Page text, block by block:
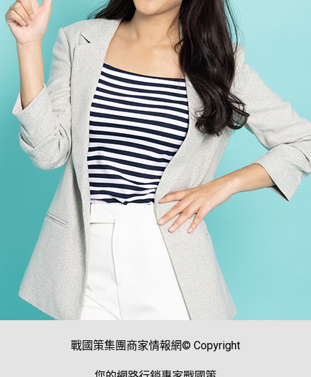
戰國策集團商家情報網© Copyright